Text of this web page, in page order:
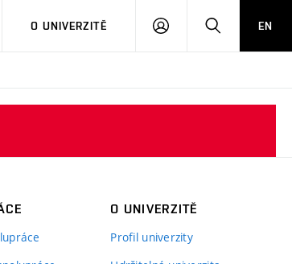
O UNIVERZITĚ
PŘIHLÁSIT HLEDATEN
O UNIVERZITĚ
Profil univerzity